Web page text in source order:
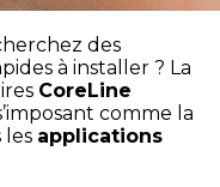
des
à installer ? La
CoreLine
comme la
applications